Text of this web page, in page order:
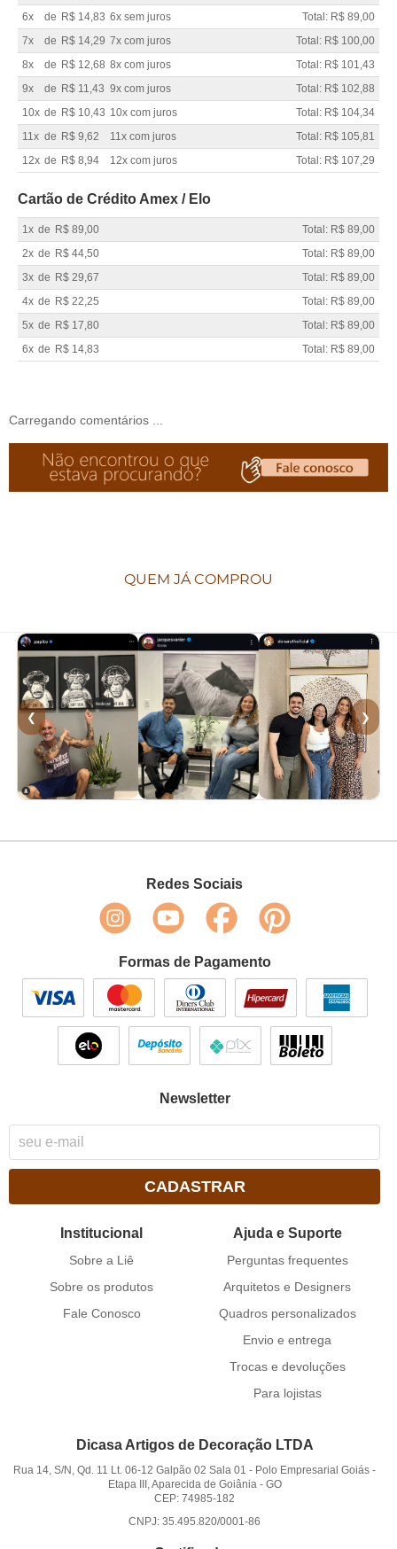
6x
de R$ 14,83 6x sem juros
Total: R$ 89,00
7x
de R$ 14,29 7x com juros
Total: R$ 100,00
8x
de R$ 12,68 8x com juros
Total: R$ 101,43
9x
de R$ 11,43 9x com juros
Total: R$ 102,88
10x de R$ 10,43 10x com juros
Total: R$ 104,34
11x de R$ 9,62 11x com juros
Total: R$ 105,81
12x de R$ 8,94 12x com juros Total: R$ 107,29
Cartão de Crédito Amex / Elo
1x de R$ 89,00
Total: R$ 89,00
2x de R$ 44,50
Total: R$ 89,00
3x de R$ 29,67
Total: R$ 89,00
4x de R$ 22,25
Total: R$ 89,00
5x de R$ 17,80
Total: R$ 89,00
6x de R$ 14,83 Total: R$ 89,00
Carregando comentários ...
QUEM JÁ COMPROU
❮ ❯
Redes Sociais
Formas de Pagamento
Newsletter
CADASTRAR
Institucional
Sobre a Liê
Sobre os produtos
Fale Conosco
Ajuda e Suporte
Perguntas frequentes
Arquitetos e Designers
Quadros personalizados
Envio e entrega
Trocas e devoluções
Para lojistas
Dicasa Artigos de Decoração LTDA
Rua 14, S/N, Qd. 11 Lt. 06-12 Galpão 02 Sala 01 - Polo Empresarial Goiás -
Etapa III, Aparecida de Goiânia- GO
CEP: 74985-182
CNPJ: 35.495.820/0001-86